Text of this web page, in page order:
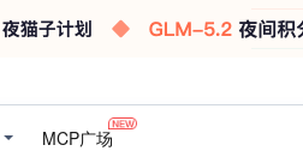
MCP广场